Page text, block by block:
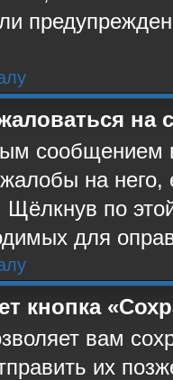
на
сообщением
на
по
для
кнопка
вам
их